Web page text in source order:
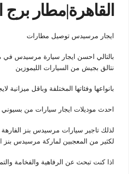
القاهرة|مطار
ايجار مرسيدس توصيل مطارات
نتالق بجيش من السيارات الليموزين
بانواعها وفئاتها المختلفة وباقل
احدث موديلات ايجار سيارات من بسيوني
لذلك تاجير سيارات مرسيدس بنز الفارهة
لكثير من المعجبين لماركة مرسيدس بنز
اذا كنت تبحث عن الرفاهية والفخامة